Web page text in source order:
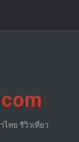
ไทย รีวิวเที่ยว